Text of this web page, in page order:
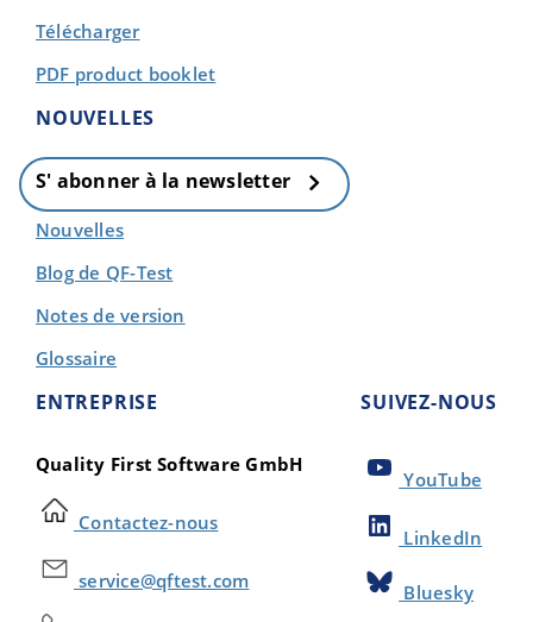
Télécharger
PDF product booklet
NOUVELLES
S' abonner à la newsletter
Nouvelles
Blog de QF-Test
Notes de version
Glossaire
ENTREPRISE
Quality First Software GmbH
Contactez-nous
service@qftest.com
SUIVEZ-NOUS
YouTube
LinkedIn
Bluesky